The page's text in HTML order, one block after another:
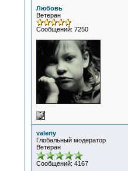
Любовь
Ветеран
Сообщений: 7250
valeriy
Глобальный модератор
Ветеран
Сообщений: 4167